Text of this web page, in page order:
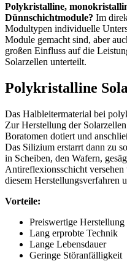
Polykristalline,
Dünnschichtmodule? Im
Modultypen individuelle
Module gemacht sind, aber
großen Einfluss auf die
Solarzellen unterteilt.
Polykristalline
Das Halbleitermaterial bei
Zur Herstellung der
Boratomen dotiert und
Das Silizium erstarrt dann zu
in Scheiben, den Wafern,
Antireflexionsschicht
diesem Herstellungsverfahren
Vorteile:
Preiswertige Herstellung
Lang erprobte Technik
Lange Lebensdauer
Geringe Störanfälligkeit